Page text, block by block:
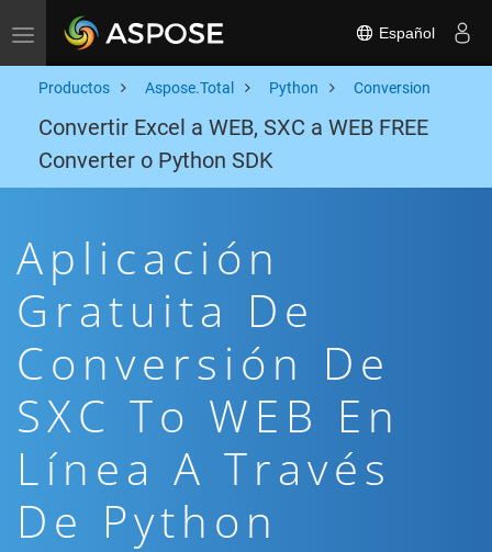
Toggle navigation Español
Productos Aspose.Total Python Conversion
Convertir Excel a WEB, SXC a WEB FREE
Converter o Python SDK
Aplicación
Gratuita De
Conversión De
SXC To WEB En
Línea A Través
De Python